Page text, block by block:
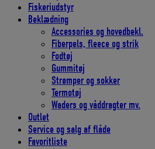
Fiskeriudstyr
Beklædning
Accessories og hovedbekl.
Fiberpels, fleece og strik
Fodtøj
Gummitøj
Strømper og sokker
Termotøj
Waders og våddragter mv.
Outlet
Service og salg af flåde
Favoritliste